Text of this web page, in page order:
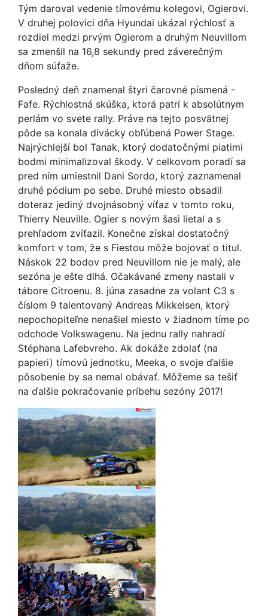
Tým daroval vedenie tímovému kolegovi, Ogierovi.
V druhej polovici dňa Hyundai ukázal rýchlosť a
rozdiel medzi prvým Ogierom a druhým Neuvillom
sa zmenšil na 16,8 sekundy pred záverečným
dňom súťaže.
Posledný deň znamenal štyri čarovné písmená -
Fafe. Rýchlostná skúška, ktorá patrí k absolútnym
perlám vo svete rally. Práve na tejto posvätnej
pôde sa konala divácky obľúbená Power Stage.
Najrýchlejší bol Tanak, ktorý dodatočnými piatimi
bodmi minimalizoval škody. V celkovom poradí sa
pred ním umiestnil Dani Sordo, ktorý zaznamenal
druhé pódium po sebe. Druhé miesto obsadil
doteraz jediný dvojnásobný víťaz v tomto roku,
Thierry Neuville. Ogier s novým šasi lietal a s
prehľadom zvíťazil. Konečne získal dostatočný
komfort v tom, že s Fiestou môže bojovať o titul.
Náskok 22 bodov pred Neuvillom nie je malý, ale
sezóna je ešte dlhá. Očakávané zmeny nastali v
tábore Citroenu. 8. júna zasadne za volant C3 s
číslom 9 talentovaný Andreas Mikkelsen, ktorý
nepochopiteľne nenašiel miesto v žiadnom tíme po
odchode Volkswagenu. Na jednu rally nahradí
Stéphana Lafebvreho. Ak dokáže zdolať (na
papieri) tímovú jednotku, Meeka, o svoje ďalšie
pôsobenie by sa nemal obávať. Môžeme sa tešiť
na ďalšie pokračovanie príbehu sezóny 2017!